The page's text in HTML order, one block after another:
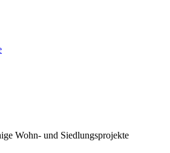
Wohn- und Siedlungsprojekte